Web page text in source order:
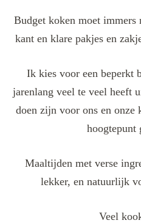
Budget koken moet immers
kant en klare pakjes en
Ik kies voor een beperkt
jarenlang veel te veel heeft
doen zijn voor ons en onze
hoogtepunt
Maaltijden met verse
lekker, en natuurlijk
Veel